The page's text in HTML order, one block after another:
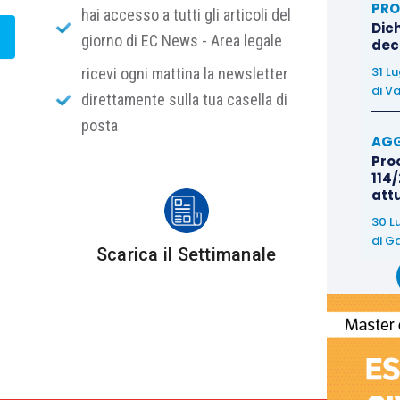
Imprese di un atto di citazione in giudizio per
c.c. sulle quote di partecipazione di società a
richiesta l’iscrizione.
ricorso avanti il Giudice del Registro delle
quale respingeva il ricorso a mente dell’art. 2188
il decreto del Giudice del Registro delle Imprese
hai accesso a tutti gli articoli del
giorno di EC News - Area legale
ricevi ogni mattina la newsletter
direttamente sulla tua casella di
posta
Scarica il Settimanale
31
di
30
di